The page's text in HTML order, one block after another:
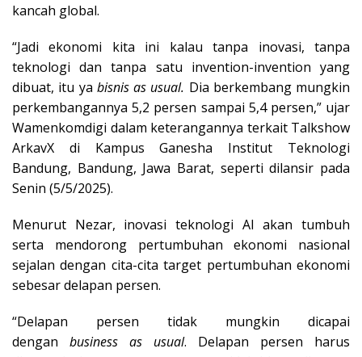
kancah global.
“Jadi ekonomi kita ini kalau tanpa inovasi, tanpa
teknologi dan tanpa satu invention-invention yang
dibuat, itu ya bisnis as usual. Dia berkembang mungkin
perkembangannya 5,2 persen sampai 5,4 persen,” ujar
Wamenkomdigi dalam keterangannya terkait Talkshow
ArkavX di Kampus Ganesha Institut Teknologi
Bandung, Bandung, Jawa Barat, seperti dilansir pada
Senin (5/5/2025).
Menurut Nezar, inovasi teknologi AI akan tumbuh
serta mendorong pertumbuhan ekonomi nasional
sejalan dengan cita-cita target pertumbuhan ekonomi
sebesar delapan persen.
“Delapan persen tidak mungkin dicapai
dengan business as usual. Delapan persen harus